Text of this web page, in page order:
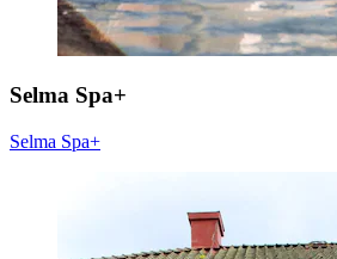
Selma Spa+
Selma Spa+